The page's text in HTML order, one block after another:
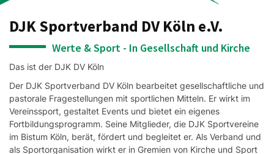
DJK Sportverband DV Köln e.V.
Werte & Sport - In Gesellschaft und Kirche
Das ist der DJK DV Köln
Der DJK Sportverband DV Köln bearbeitet gesellschaftliche und
pastorale Fragestellungen mit sportlichen Mitteln. Er wirkt im
Vereinssport, gestaltet Events und bietet ein eigenes
Fortbildungsprogramm. Seine Mitglieder, die DJK Sportvereine
im Bistum Köln, berät, fördert und begleitet er. Als Verband und
als Sportorganisation wirkt er in Gremien von Kirche und Sport